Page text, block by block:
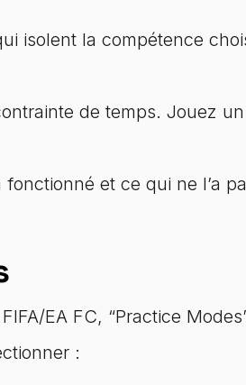
isolent la compétence
de temps. Jouez
et ce qui ne l’a
EA FC, “Practice
: